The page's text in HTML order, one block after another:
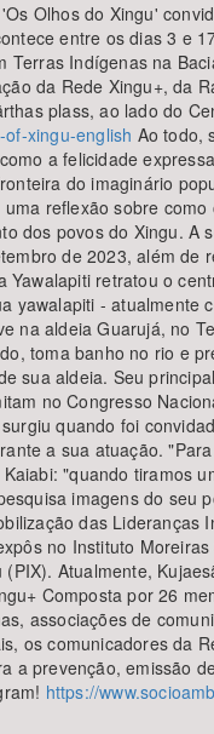
Olhos do Xingu'
entre os dias 3 e
Terras Indígenas na
da Rede Xingu+, da
plass, ao lado do
xingu-english Ao todo,
a felicidade
do imaginário
reflexão sobre
dos povos do Xingu.
de 2023, além
Yawalapiti retratou o
yawalapiti -
na aldeia Guarujá, no
toma banho no rio e
sua aldeia. Seu
no Congresso
quando foi
a sua atuação.
"quando tiramos
imagens do seu
das
no Instituto
Atualmente,
Composta por 26
associações de
os comunicadores da
a prevenção, emissão
https://